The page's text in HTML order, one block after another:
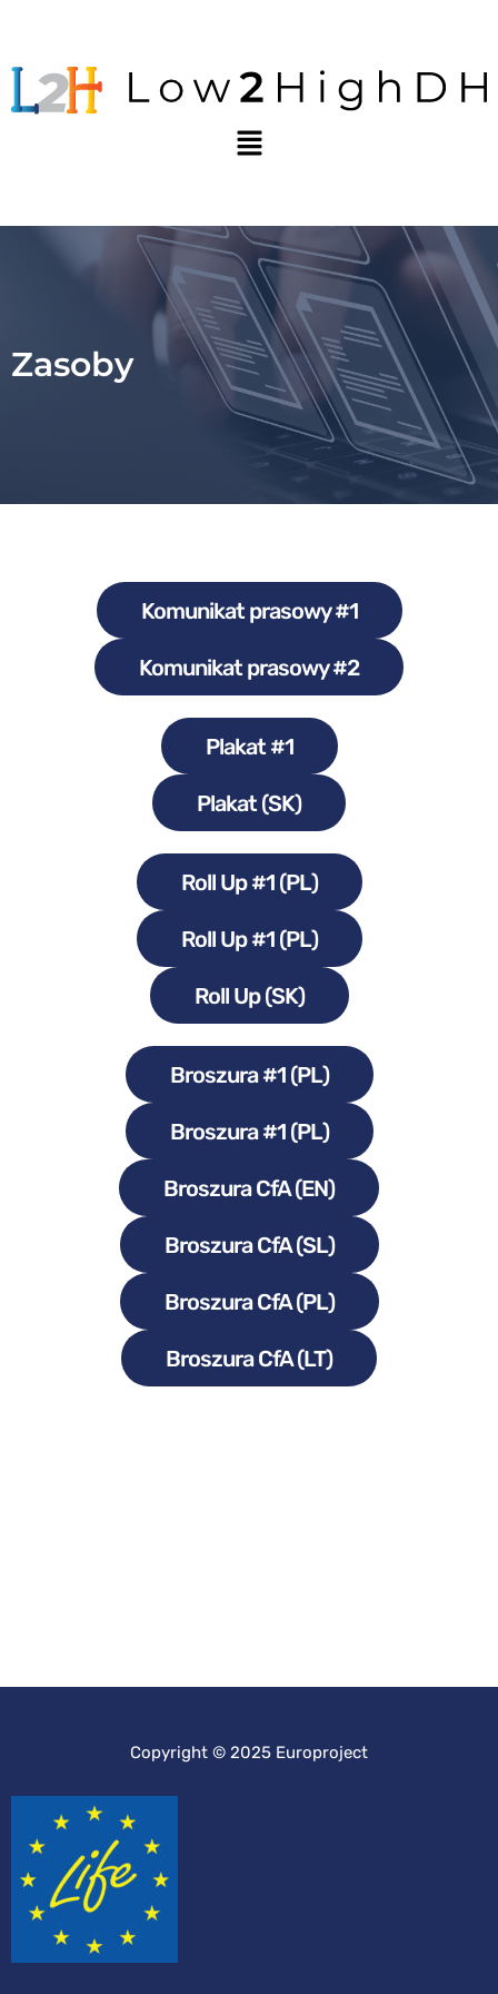
Zasoby
Komunikat prasowy #1
Komunikat prasowy #2
Plakat #1
Plakat (SK)
Roll Up #1 (PL)
Roll Up #1 (PL)
Roll Up (SK)
Broszura #1 (PL)
Broszura #1 (PL)
Broszura CfA (EN)
Broszura CfA (SL)
Broszura CfA (PL)
Broszura CfA (LT)
Copyright © 2025 Europroject